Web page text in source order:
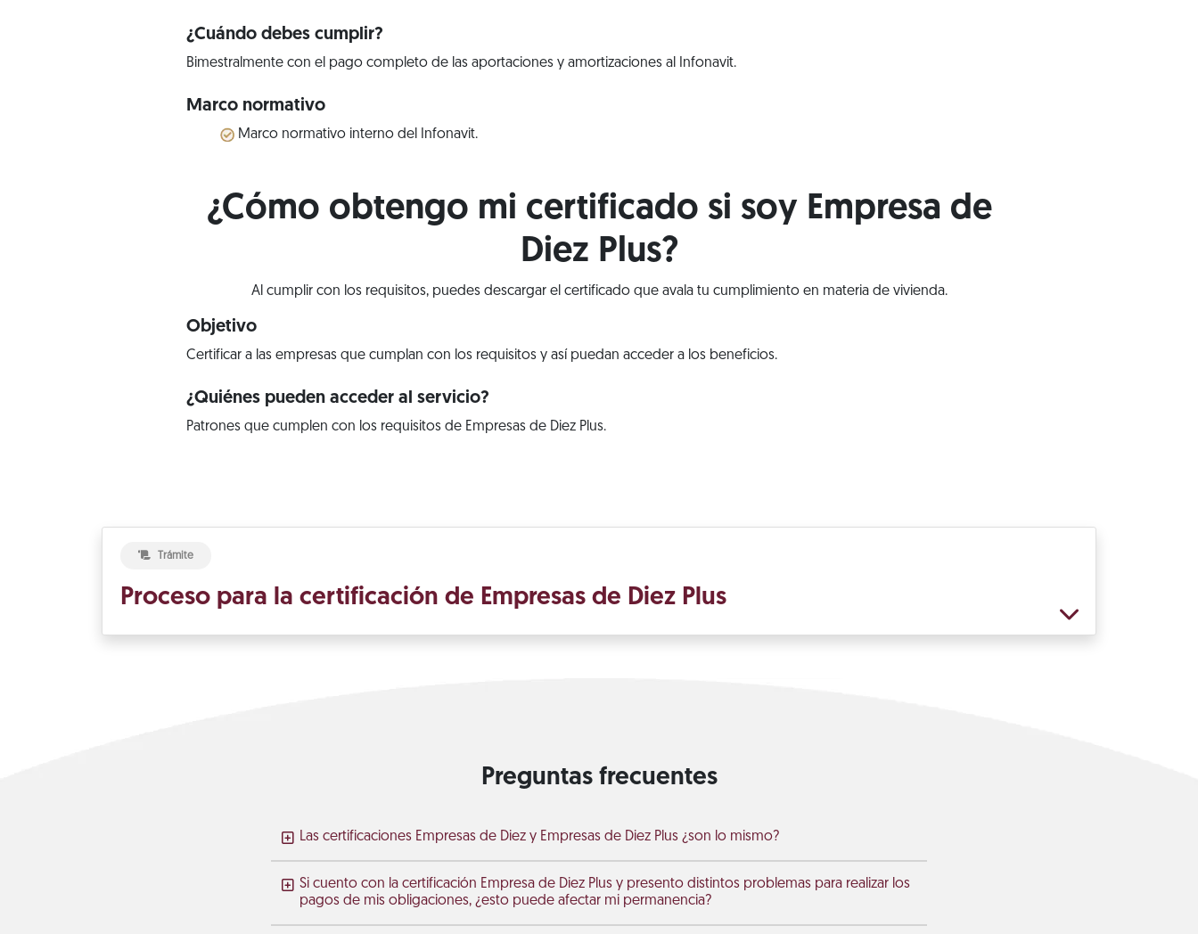
¿Cuándo debes cumplir?
Bimestralmente con el pago completo de las aportaciones y amortizaciones al Infonavit.
Marco normativo
Marco normativo interno del Infonavit.
¿Cómo obtengo mi certificado si soy Empresa de
Diez Plus?
Al cumplir con los requisitos, puedes descargar el certificado que avala tu cumplimiento en materia de vivienda.
Objetivo
Certificar a las empresas que cumplan con los requisitos y así puedan acceder a los beneficios.
¿Quiénes pueden acceder al servicio?
Patrones que cumplen con los requisitos de Empresas de Diez Plus.
Trámite
Proceso para la certificación de Empresas de Diez Plus
Preguntas frecuentes
Las certificaciones Empresas de Diez y Empresas de Diez Plus ¿son lo mismo?
Si cuento con la certificación Empresa de Diez Plus y presento distintos problemas para realizar los
pagos de mis obligaciones, ¿esto puede afectar mi permanencia?